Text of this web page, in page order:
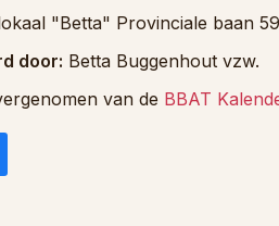
"Betta" Provinciale baan
door: Betta Buggenhout vzw.
van de BBAT